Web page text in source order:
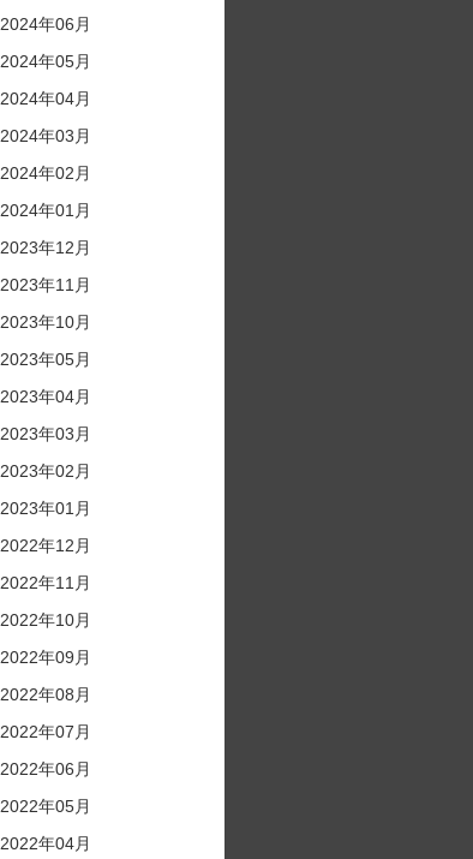
2024年06月
2024年05月
2024年04月
2024年03月
2024年02月
2024年01月
2023年12月
2023年11月
2023年10月
2023年05月
2023年04月
2023年03月
2023年02月
2023年01月
2022年12月
2022年11月
2022年10月
2022年09月
2022年08月
2022年07月
2022年06月
2022年05月
2022年04月